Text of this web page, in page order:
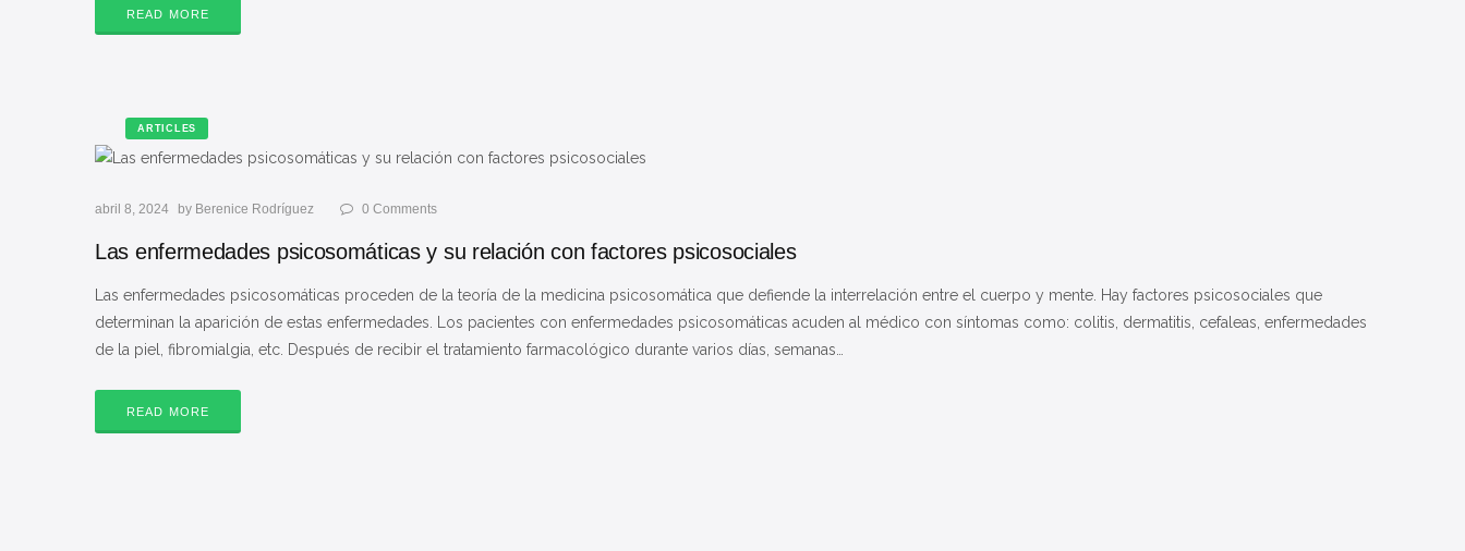
READ MORE
ARTICLES
abril 8, 2024 by Berenice Rodríguez 0 Comments
Las enfermedades psicosomáticas y su relación con factores psicosociales
Las enfermedades psicosomáticas proceden de la teoría de la medicina psicosomática que defiende la interrelación entre el cuerpo y mente. Hay factores psicosociales que
determinan la aparición de estas enfermedades. Los pacientes con enfermedades psicosomáticas acuden al médico con síntomas como: colitis, dermatitis, cefaleas, enfermedades
de la piel, fibromialgia, etc. Después de recibir el tratamiento farmacológico durante varios días, semanas…
READ MORE